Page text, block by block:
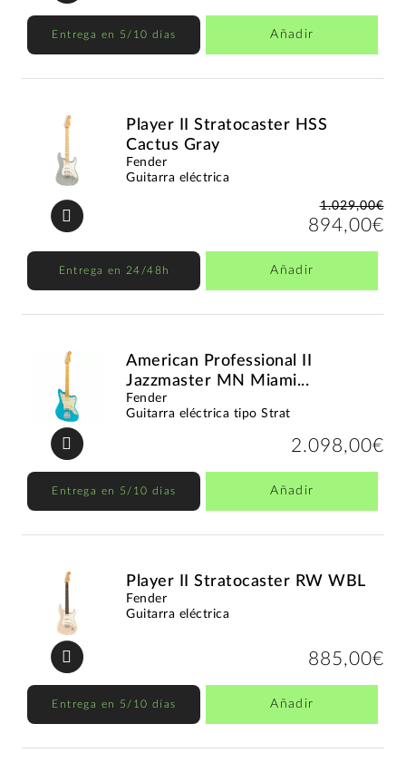
Entrega en 5/10 días Añadir
Player II Stratocaster HSS
Cactus Gray
Fender
Guitarra eléctrica
1.029,00€
894,00€
Entrega en 24/48h Añadir
American Professional II
Jazzmaster MN Miami...
Fender
Guitarra eléctrica tipo Strat
2.098,00€
Entrega en 5/10 días Añadir
Player II Stratocaster RW WBL
Fender
Guitarra eléctrica
885,00€
Entrega en 5/10 días Añadir